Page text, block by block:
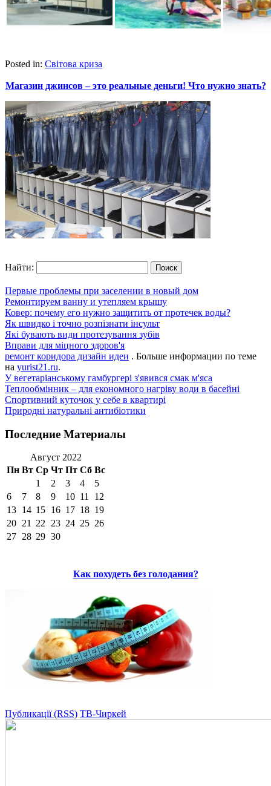
Posted in: Світова криза
Магазин джинсов – это реальные деньги! Что нужно знать?
Найти:
Первые проблемы при заселении в новый дом
Ремонтируем ванну и утепляем крышу
Ковер: почему его нужно защитить от протечек воды?
Як швидко і точно розпізнати інсульт
Які бувають види протезування зубів
Вправи для міцного здоров'я
ремонт коридора дизайн идеи . Больше информации по теме
на yurist21.ru.
У вегетаріанському гамбургері з'явився смак м'яса
Теплообмінник – для економного нагріву води в басейні
Спортивний куточок у себе в квартирі
Природні натуральні антибіотики
Последние Материалы
Август 2022
Пн Вт Ср Чт Пт Сб Вс
1
2 3 4
5
6
7 8 9 10 11
12
13 14 15 16 17 18 19
20 21 22 23 24 25 26
27 28 29 30
Как похудеть без голодания?
Публикації (RSS) ТВ-Чиркей